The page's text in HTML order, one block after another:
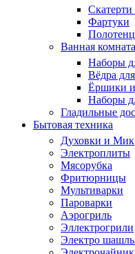
Фартуки
Ванная
Наборы
Вёдра
Ёршики и
Наборы
Гладильные
Бытовая техника
Духовки и
Электроплиты
Мясорубка
Фритюрницы
Мультиварки
Пароварки
Аэрогриль
Эллектрогрили
Электро